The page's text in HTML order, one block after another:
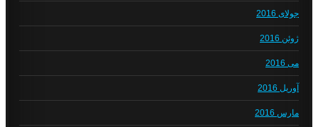
جولای 2016
ژوئن 2016
می 2016
آوریل 2016
مارس 2016